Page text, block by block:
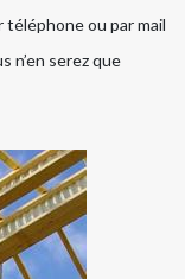
ou par mail
n’en serez que